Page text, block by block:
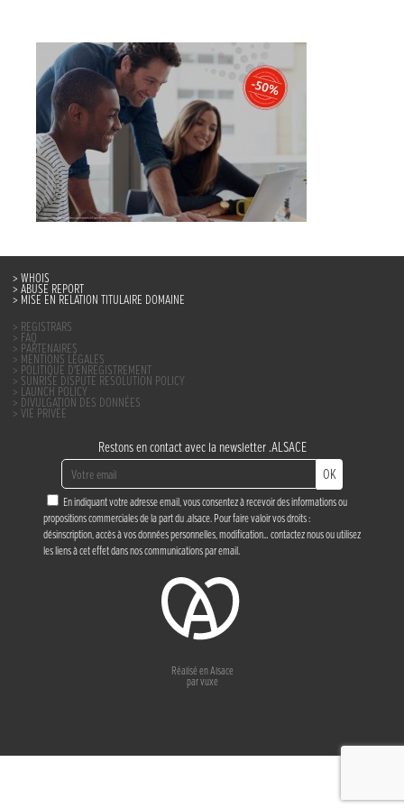
WHOIS
ABUSE REPORT
MISE EN RELATION TITULAIRE DOMAINE
REGISTRARS
FAQ
PARTENAIRES
MENTIONS LÉGALES
POLITIQUE D’ENREGISTREMENT
SUNRISE DISPUTE RESOLUTION POLICY
LAUNCH POLICY
DIVULGATION DES DONNÉES
VIE PRIVÉE
Restons en contact avec la newsletter .ALSACE
OK
En indiquant votre adresse email, vous consentez à recevoir des informations ou
propositions commerciales de la part du .alsace. Pour faire valoir vos droits :
désinscription, accès à vos données personnelles, modification… contactez nousou utilisez
les liens à cet effet dans nos communications par email.
Réalisé en Alsace
parvuxe